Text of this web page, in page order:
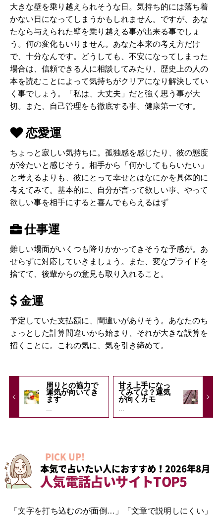
大きな壁を乗り越えられそうな日。気持ち的には落ち着
かない日になってしまうかもしれません。ですが、あな
たなら与えられた壁を乗り越える事が出来る事でしょ
う。何の変化もいりません。あなた本来の考え方だけ
で、十分なんです。どうしても、不安になってしまった
場合は、信頼できる人に相談してみたり、歴史上の人の
本を読むことによって気持ちがクリアになり解決してい
く事でしょう。「私は、大丈夫」だと強く思う事が大
切。また、自己管理をも徹底する事。健康第一です。
恋愛運
ちょっと寂しい気持ちに。孤独感を感じたり、彼の態度
が冷たいと感じそう。相手から「何かしてもらいたい」
と考えるよりも、彼にとって幸せとはなにかを具体的に
考えてみて。基本的に、自分が言って欲しい事、やって
欲しい事を相手にすると喜んでもらえるはず
仕事運
難しい場面がいくつも降りかかってきそうな予感が。あ
せらずに対応していきましょう。また、変なプライドを
捨てて、後輩からの意見も取り入れること。
金運
予定していた支払額に、間違いがありそう。あなたのち
ょっとした計算間違いから始まり、それが大きな誤算を
招くことに。これの気に、気を引き締めて。
周りとの協力で
運気が向いてき
ます
...
甘え上手になっ
てみては？運気
が向くカモ
...
PICK UP!
本気で占いたい人におすすめ！2026年8月
人気電話占いサイトTOP5
「文字を打ち込むのが面倒…」「文章で説明しにくい」